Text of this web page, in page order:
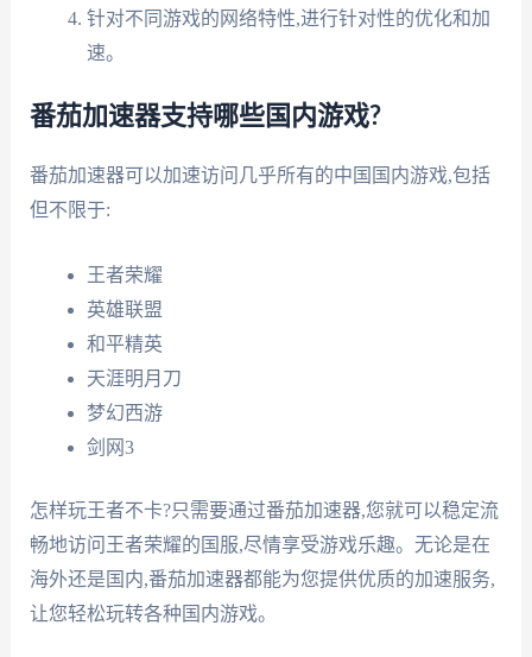
针对不同游戏的网络特性,进行针对性的优化和加
速。
番茄加速器支持哪些国内游戏?
番茄加速器可以加速访问几乎所有的中国国内游戏,包括
但不限于:
王者荣耀
英雄联盟
和平精英
天涯明月刀
梦幻西游
剑网3
怎样玩王者不卡?只需要通过番茄加速器,您就可以稳定流
畅地访问王者荣耀的国服,尽情享受游戏乐趣。无论是在
海外还是国内,番茄加速器都能为您提供优质的加速服务,
让您轻松玩转各种国内游戏。